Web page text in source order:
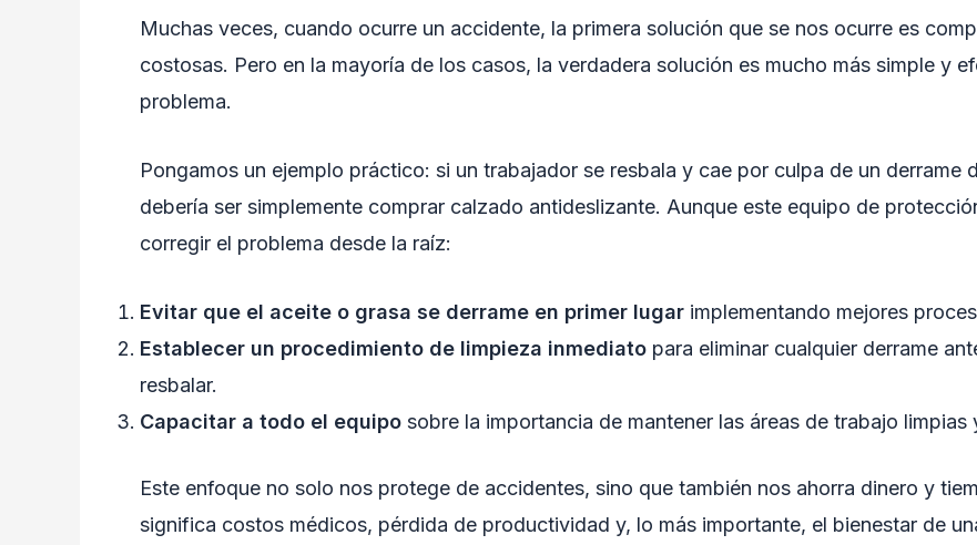
Muchas veces, cuando ocurre un accidente, la primera solución que se nos ocurre es
costosas. Pero en la mayoría de los casos, la verdadera solución es mucho más simple y
problema.
Pongamos un ejemplo práctico: si un trabajador se resbala y cae por culpa de un derrame
debería ser simplemente comprar calzado antideslizante. Aunque este equipo de
corregir el problema desde la raíz:
Evitar que el aceite o grasa se derrame en primer lugar implementando mejores
Establecer un procedimiento de limpieza inmediato para eliminar cualquier derrame
resbalar.
Capacitar a todo el equipo sobre la importancia de mantener las áreas de trabajo limpias
Este enfoque no solo nos protege de accidentes, sino que también nos ahorra dinero y
significa costos médicos, pérdida de productividad y, lo más importante, el bienestar de